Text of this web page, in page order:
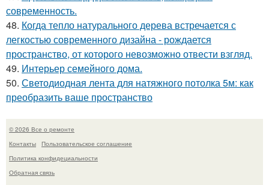
современность.
48. Когда тепло натурального дерева встречается с
легкостью современного дизайна - рождается
пространство, от которого невозможно отвести взгляд.
49. Интерьер семейного дома.
50. Светодиодная лента для натяжного потолка 5м: как
преобразить ваше пространство
© 2026 Все о ремонте
Контакты
Пользовательское соглашение
Политика конфидециальности
Обратная связь